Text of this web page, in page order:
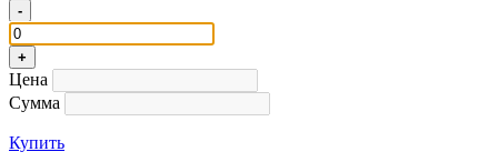
-
+
Цена
Сумма
Купить